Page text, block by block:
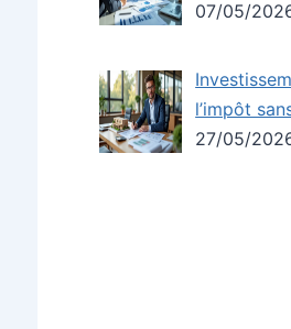
07/05/
l’impôt
27/05/